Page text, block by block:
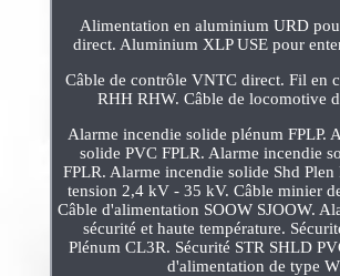
Alimentation en aluminium URD
direct. Aluminium XLP USE pour
Câble de contrôle VNTC direct. Fil en
RHH RHW. Câble de locomotive
Alarme incendie solide plénum FPLP.
solide PVC FPLR. Alarme incendie
FPLR. Alarme incendie solide Shd Plen
tension 2,4 kV - 35 kV. Câble minier
Câble d'alimentation SOOW SJOOW.
sécurité et haute température.
Plénum CL3R. Sécurité STR SHLD
d'alimentation de type